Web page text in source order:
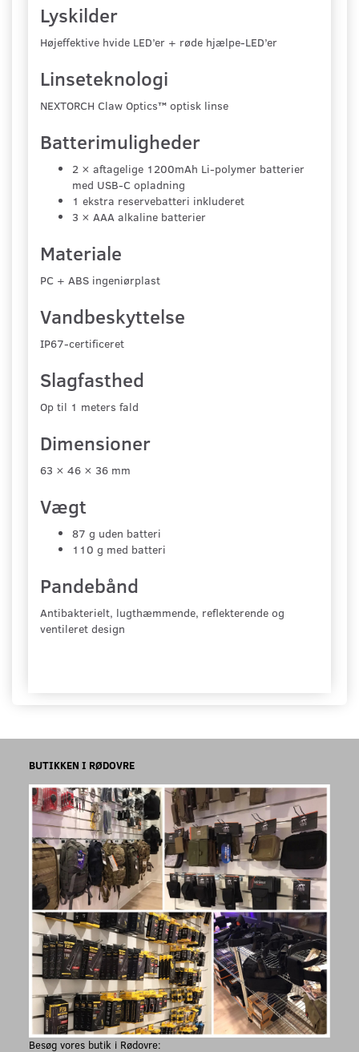
Lyskilder
Højeffektive hvide LED’er + røde hjælpe-LED’er
Linseteknologi
NEXTORCH Claw Optics™ optisk linse
Batterimuligheder
2 × aftagelige 1200mAh Li-polymer batterier
med USB-C opladning
1 ekstra reservebatteri inkluderet
3 × AAA alkaline batterier
Materiale
PC + ABS ingeniørplast
Vandbeskyttelse
IP67-certificeret
Slagfasthed
Op til 1 meters fald
Dimensioner
63 × 46 × 36 mm
Vægt
87 g uden batteri
110 g med batteri
Pandebånd
Antibakterielt, lugthæmmende, reflekterende og
ventileret design
BUTIKKEN I RØDOVRE
Besøg vores butik i Rødovre: